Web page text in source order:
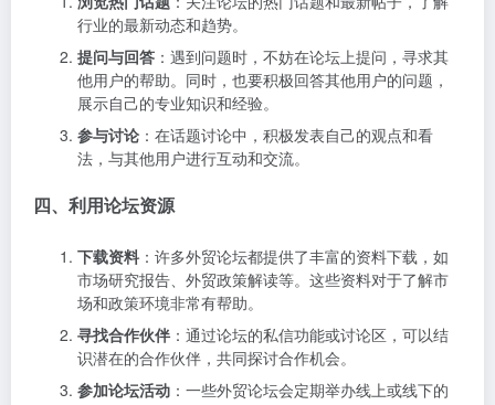
行业的最新动态和趋势。
提问与回答 ：遇到问题时，不妨在论坛上提问，寻求其
他用户的帮助。同时，也要积极回答其他用户的问题，
展示自己的专业知识和经验。
参与讨论 ：在话题讨论中，积极发表自己的观点和看
法，与其他用户进行互动和交流。
四、利用论坛资源
下载资料 ：许多外贸论坛都提供了丰富的资料下载，如
市场研究报告、外贸政策解读等。这些资料对于了解市
场和政策环境非常有帮助。
寻找合作伙伴 ：通过论坛的私信功能或讨论区，可以结
识潜在的合作伙伴，共同探讨合作机会。
参加论坛活动 ：一些外贸论坛会定期举办线上或线下的